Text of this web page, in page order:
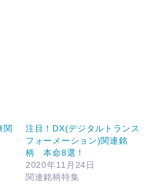
関
注目！DX(デジタルトランス
フォーメーション)関連銘
柄 本命8選！
2020年11月24日
関連銘柄特集